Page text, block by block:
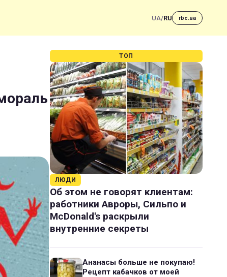
UA/RU rbc.ua
ТОП
ЛЮДИ
Об этом не говорят клиентам:
работники Авроры, Сильпо и
McDonald's раскрыли
внутренние секреты
Ананасы больше не покупаю!
Рецепт кабачков от моей